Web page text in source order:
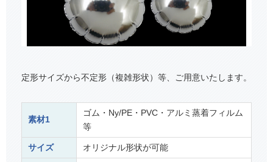
定形サイズから不定形（複雑形状）等、ご用意いたします。
素材1
ゴム・Ny/PE・PVC・アルミ蒸着フィルム
等
サイズ オリジナル形状が可能